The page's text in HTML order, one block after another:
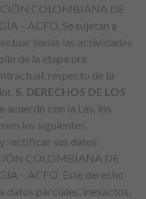
COLOMBIANA DE
– ACFO. Se sujetan a
todas las actividades
de la etapa pre
respecto de la
5. DERECHOS DE LOS
acuerdo con la Ley, los
los siguientes
rectificar sus datos
COLOMBIANA DE
– ACFO. Este derecho
datos parciales, inexactos,